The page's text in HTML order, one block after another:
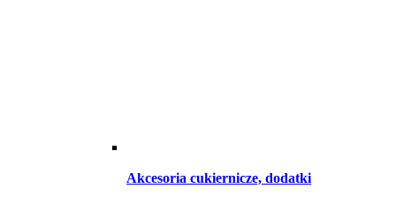
Akcesoria cukiernicze, dodatki